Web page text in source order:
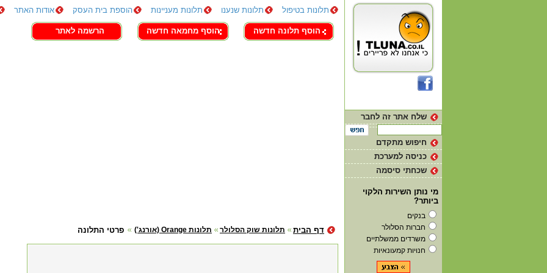
תלונות בטיפול תלונות שנענו תלונות מעניינות הוספת בית העסק אודות האתר
צור קשר
הוסף תלונה חדשה הוסף מחמאה חדשה הרשמה לאתר
פרטי התלונה תלונות Orange (אורנג') תלונות שוק הסלולר דף הבית
שלח אתר זה לחבר
חיפוש מתקדם
כניסה למערכת
שכחתי סיסמה
מי נותן השירות הלקוי
ביותר?
בנקים
חברות הסלולר
משרדים ממשלתיים
חנויות קמעונאיות